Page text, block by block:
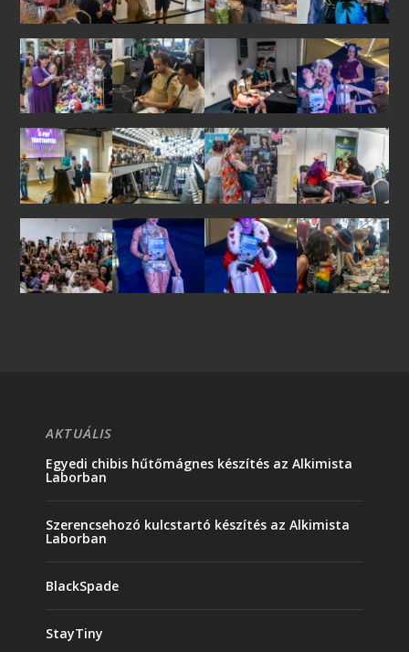
AKTUÁLIS
Egyedi chibis hűtőmágnes készítés az Alkimista
Laborban
Szerencsehozó kulcstartó készítés az Alkimista
Laborban
BlackSpade
StayTiny